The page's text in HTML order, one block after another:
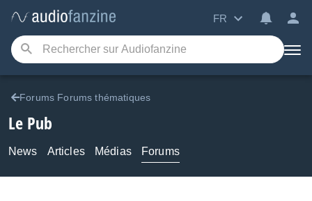
FR
Forums Forums thématiques
Le Pub
News Articles Médias Forums